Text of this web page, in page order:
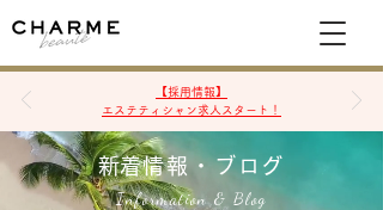
【採用情報】
エステティシャン求人スタート！
​新着情報・ブログ
Information & Blog